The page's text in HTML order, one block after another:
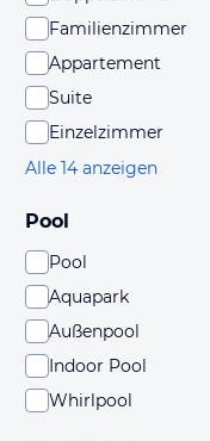
Familienzimmer
Appartement
Suite
Einzelzimmer
Alle 14 anzeigen
Pool
Pool
Aquapark
Außenpool
Indoor Pool
Whirlpool